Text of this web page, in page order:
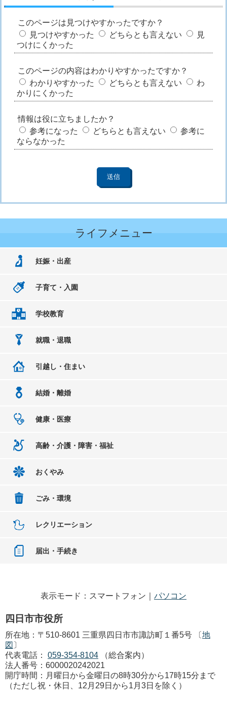
このページは見つけやすかったですか？
見つけやすかった
どちらとも言えない
見
つけにくかった
このページの内容はわかりやすかったですか？
わかりやすかった
どちらとも言えない
わ
かりにくかった
情報は役に立ちましたか？
参考になった
どちらとも言えない
参考に
ならなかった
ライフメニュー
妊娠・出産
子育て・入園
学校教育
就職・退職
引越し・住まい
結婚・離婚
健康・医療
高齢・介護・障害・福祉
おくやみ
ごみ・環境
レクリエーション
届出・手続き
表示モード：スマートフォン｜ パソコン
四日市市役所
所在地：〒510-8601 三重県四日市市諏訪町１番5号 〔地
図 〕
代表電話：
059-354-8104
（総合案内）
法人番号：6000020242021
開庁時間：月曜日から金曜日の8時30分から17時15分まで
（ただし祝・休日、12月29日から1月3日を除く）